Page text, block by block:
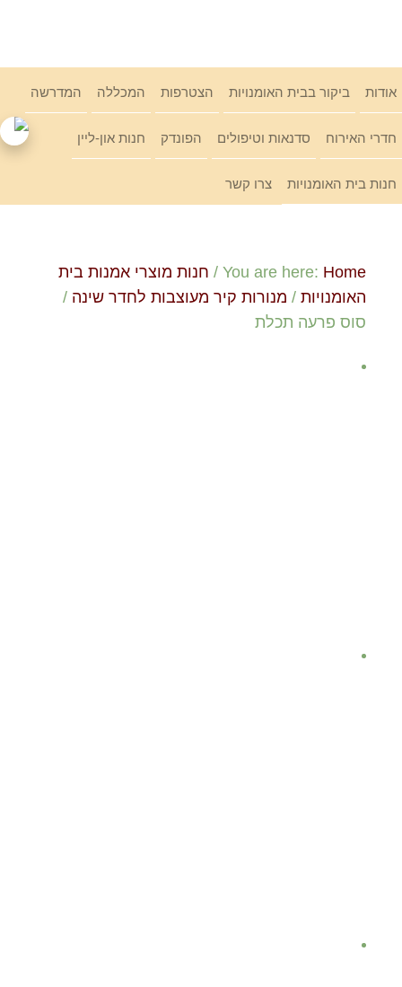
אודות ביקור בבית האומנויות הצטרפות המכללה המדרשה
חדרי האירוח סדנאות וטיפולים הפונדק חנות און-ליין
חנות בית האומנויות צרו קשר
You are here: Home
/ חנות מוצרי אמנות בית
האומנויות / מנורות קיר מעוצבות לחדר שינה /
סוס פרעה תכלת